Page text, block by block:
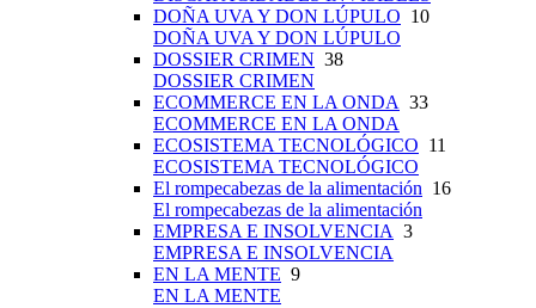
DOÑA UVA Y DON LÚPULO 10
DOÑA UVA Y DON LÚPULO
DOSSIER CRIMEN 38
DOSSIER CRIMEN
ECOMMERCE EN LA ONDA 33
ECOMMERCE EN LA ONDA
ECOSISTEMA TECNOLÓGICO 11
ECOSISTEMA TECNOLÓGICO
El rompecabezas de la alimentación 16
El rompecabezas de la alimentación
EMPRESA E INSOLVENCIA 3
EMPRESA E INSOLVENCIA
EN LA MENTE 9
EN LA MENTE